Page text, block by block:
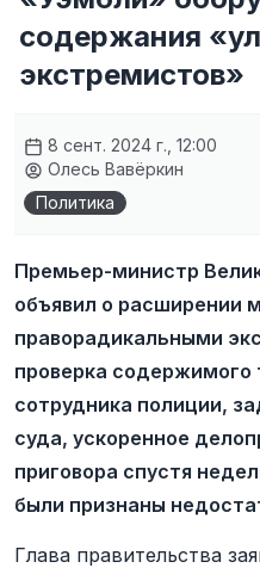
содержания
экстремистов»
8 сент. 2024 г., 12:00
Олесь Вавёркин
Политика
Премьер-министр
объявил о расширении
праворадикальными
проверка содержимого
сотрудника полиции,
суда, ускоренное
приговора спустя
были признаны
Глава правительства